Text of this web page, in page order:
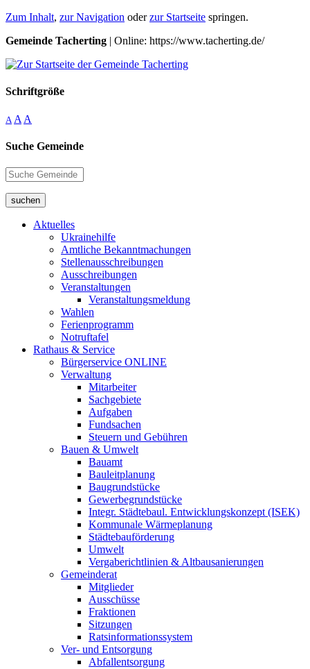
Zum Inhalt, zur Navigation oderzur Startseite springen.
Gemeinde Tacherting | Online: https://www.tacherting.de/
Schriftgröße
A A A
Suche Gemeinde
suchen
Aktuelles
Ukrainehilfe
Amtliche Bekanntmachungen
Stellenausschreibungen
Ausschreibungen
Veranstaltungen
Veranstaltungsmeldung
Wahlen
Ferienprogramm
Notruftafel
Rathaus & Service
Bürgerservice ONLINE
Verwaltung
Mitarbeiter
Sachgebiete
Aufgaben
Fundsachen
Steuern und Gebühren
Bauen & Umwelt
Bauamt
Bauleitplanung
Baugrundstücke
Gewerbegrundstücke
Integr. Städtebaul. Entwicklungskonzept (ISEK)
Kommunale Wärmeplanung
Städtebauförderung
Umwelt
Vergaberichtlinien & Altbausanierungen
Gemeinderat
Mitglieder
Ausschüsse
Fraktionen
Sitzungen
Ratsinformationssystem
Ver- und Entsorgung
Abfallentsorgung